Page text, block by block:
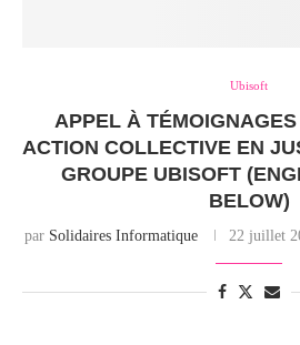
Ubisoft
APPEL À
ACTION COLLECTIVE EN
GROUPE UBISOFT
BELOW)
par Solidaires Informatique 22 juillet